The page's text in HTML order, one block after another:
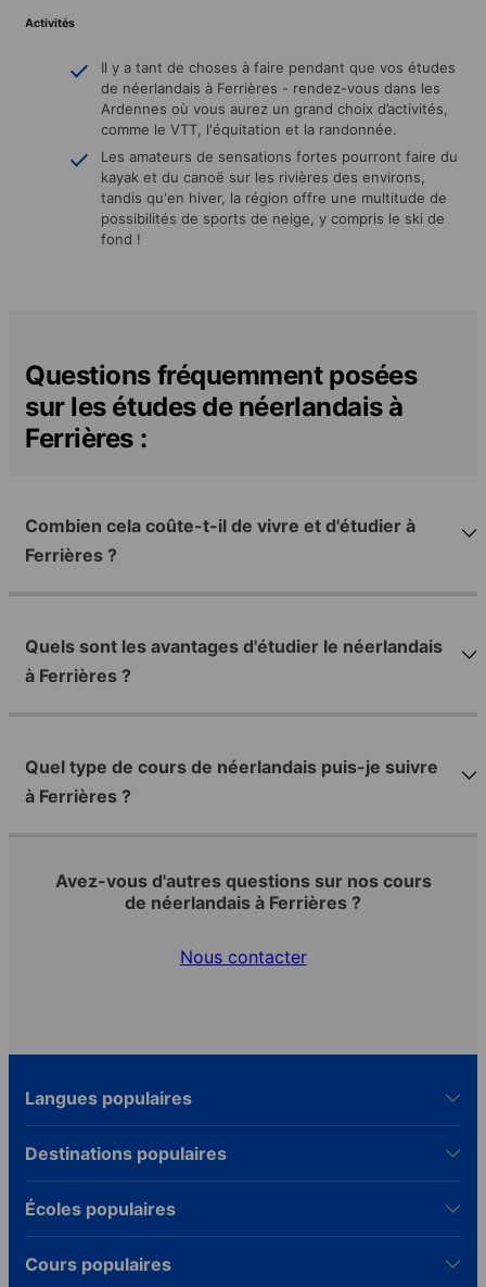
Activités
Il y a tant de choses à faire pendant que vos études
de néerlandais à Ferrières - rendez-vous dans les
Ardennes où vous aurez un grand choix d’activités,
comme le VTT, l'équitation et la randonnée.
Les amateurs de sensations fortes pourront faire du
kayak et du canoë sur les rivières des environs,
tandis qu'en hiver, la région offre une multitude de
possibilités de sports de neige, y compris le ski de
fond !
Questions fréquemment posées
sur les études de néerlandais à
Ferrières :
Combien cela coûte-t-il de vivre et d'étudier à
Ferrières ?
Quels sont les avantages d'étudier le néerlandais
à Ferrières ?
Quel type de cours de néerlandais puis-je suivre
à Ferrières ?
Avez-vous d'autres questions sur nos cours
de néerlandais à Ferrières ?
Nous contacter
Langues populaires
Destinations populaires
Écoles populaires
Cours populaires